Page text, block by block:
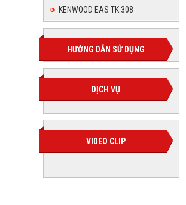
KENWOOD EAS TK 308
HƯỚNG DẪN SỬ DỤNG
DỊCH VỤ
VIDEO CLIP